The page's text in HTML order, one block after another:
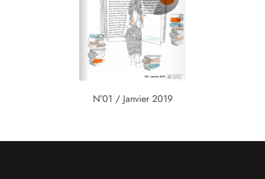
N°01 / Janvier 2019